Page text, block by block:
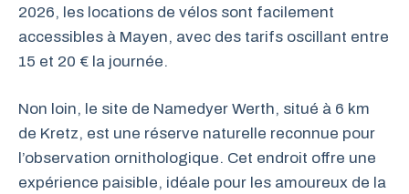
2026, les locations de vélos sont facilement
accessibles à Mayen, avec des tarifs oscillant entre
15 et 20 € la journée.
Non loin, le site de Namedyer Werth, situé à 6 km
de Kretz, est une réserve naturelle reconnue pour
l’observation ornithologique. Cet endroit offre une
expérience paisible, idéale pour les amoureux de la